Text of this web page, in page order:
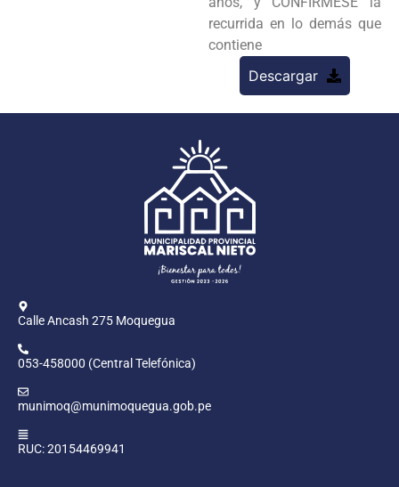
recurrida en lo demás que
contiene
Descargar
Calle Ancash 275 Moquegua
053-458000 (Central Telefónica)
munimoq@munimoquegua.gob.pe
RUC: 20154469941